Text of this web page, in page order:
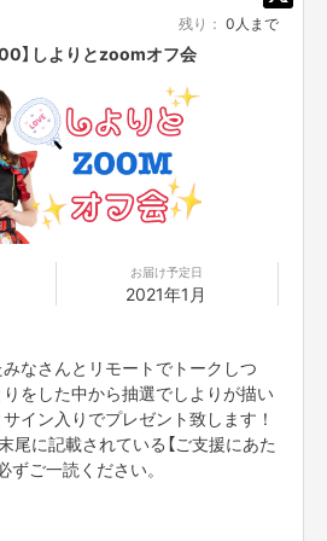
残り： 0人まで
】しよりとzoomオフ会
お届け予定日
2021年1月
なさんとリモートでトークしつ
をした中から抽選でしよりが描い
イン入りでプレゼント致します！
尾に記載されている【ご支援にあた
ずご一読ください。